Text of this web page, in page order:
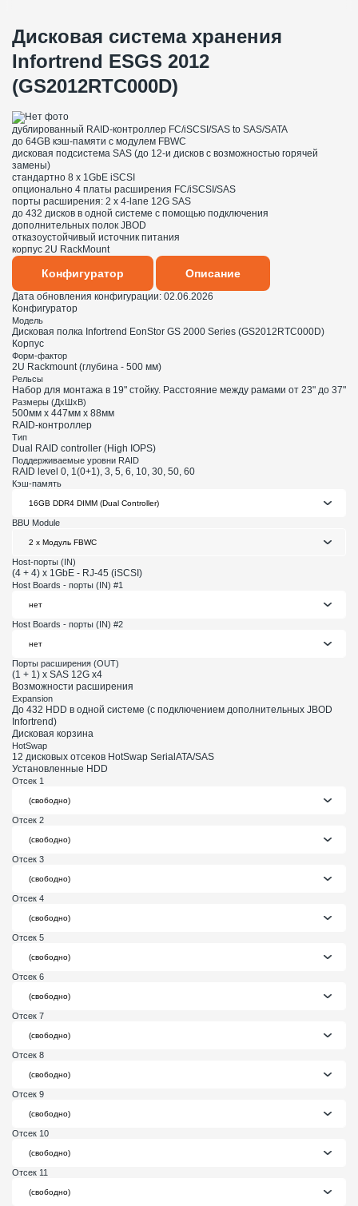
Дисковая система хранения
Infortrend ESGS 2012
(GS2012RTC000D)
дублированный RAID-контроллер FC/iSCSI/SAS to SAS/SATA
до 64GB кэш-памяти с модулем FBWC
дисковая подсистема SAS (до 12-и дисков с возможностью горячей
замены)
стандартно 8 x 1GbE iSCSI
опционально 4 платы расширения FC/iSCSI/SAS
порты расширения: 2 x 4-lane 12G SAS
до 432 дисков в одной системе с помощью подключения
дополнительных полок JBOD
отказоустойчивый источник питания
корпус 2U RackMount
Конфигуратор Описание
Дата обновления конфигурации: 02.06.2026
Конфигуратор
Модель
Дисковая полка Infortrend EonStor GS 2000 Series (GS2012RTC000D)
Корпус
Форм-фактор
2U Rackmount (глубина - 500 мм)
Рельсы
Набор для монтажа в 19" стойку. Расстояние между рамами от 23" до 37"
Размеры (ДхШхВ)
500мм х 447мм х 88мм
RAID-контроллер
Тип
Dual RAID controller (High IOPS)
Поддерживаемые уровни RAID
RAID level 0, 1(0+1), 3, 5, 6, 10, 30, 50, 60
Кэш-память
BBU Module
Host-порты (IN)
(4 + 4) x 1GbE - RJ-45 (iSCSI)
Host Boards - порты (IN) #1
Host Boards - порты (IN) #2
Порты расширения (OUT)
(1 + 1) x SAS 12G x4
Возможности расширения
Expansion
До 432 HDD в одной системе (с подключением дополнительных JBOD
Infortrend)
Дисковая корзина
HotSwap
12 дисковых отсеков HotSwap SerialATA/SAS
Установленные HDD
Отсек 1
Отсек 2
Отсек 3
Отсек 4
Отсек 5
Отсек 6
Отсек 7
Отсек 8
Отсек 9
Отсек 10
Отсек 11